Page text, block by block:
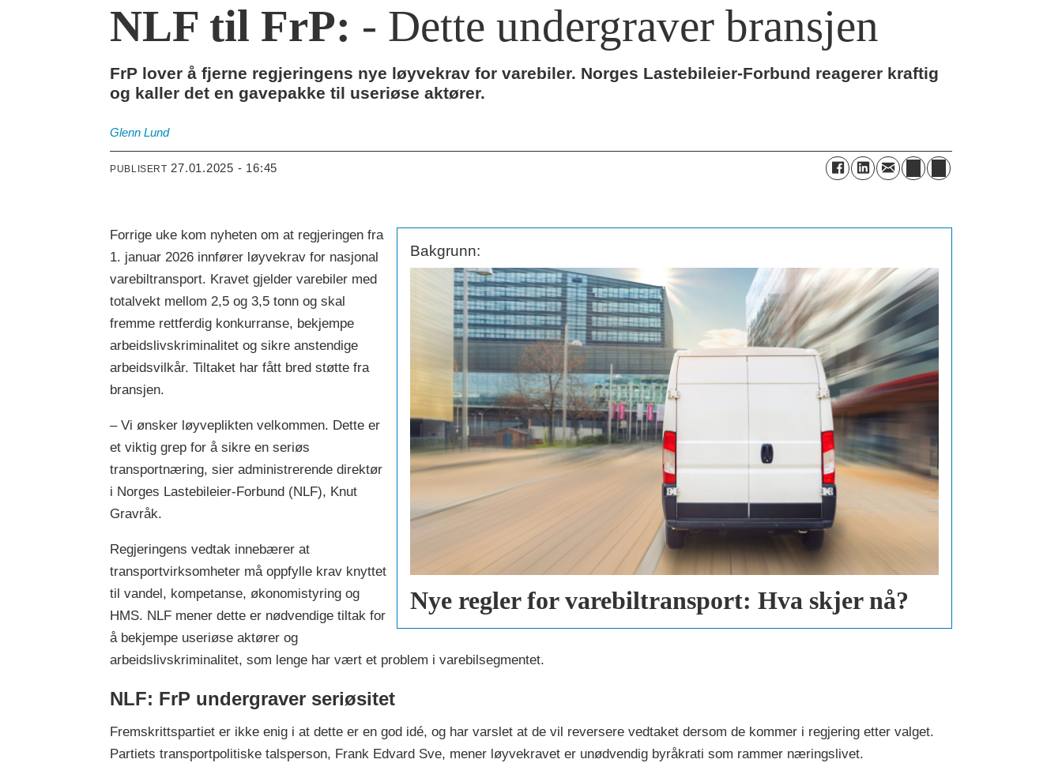
NLF til FrP: - Dette undergraver bransjen
FrP lover å fjerne regjeringens nye løyvekrav for varebiler. Norges Lastebileier-Forbund reagerer kraftig
og kaller det en gavepakke til useriøse aktører.
Glenn Lund
PUBLISERT 27.01.2025 - 16:45
Bakgrunn:
Nye regler for varebiltransport: Hva skjer nå?
Forrige uke kom nyheten om at regjeringen fra
1. januar 2026 innfører løyvekrav for nasjonal
varebiltransport. Kravet gjelder varebiler med
totalvekt mellom 2,5 og 3,5 tonn og skal
fremme rettferdig konkurranse, bekjempe
arbeidslivskriminalitet og sikre anstendige
arbeidsvilkår. Tiltaket har fått bred støtte fra
bransjen.
– Vi ønsker løyveplikten velkommen. Dette er
et viktig grep for å sikre en seriøs
transportnæring, sier administrerende direktør
i Norges Lastebileier-Forbund (NLF), Knut
Gravråk.
Regjeringens vedtak innebærer at
transportvirksomheter må oppfylle krav knyttet
til vandel, kompetanse, økonomistyring og
HMS. NLF mener dette er nødvendige tiltak for
å bekjempe useriøse aktører og
arbeidslivskriminalitet, som lenge har vært et problem i varebilsegmentet.
NLF: FrP undergraver seriøsitet
Fremskrittspartiet er ikke enig i at dette er en god idé, og har varslet at de vil reversere vedtaket dersom de kommer i regjering etter valget.
Partiets transportpolitiske talsperson, Frank Edvard Sve, mener løyvekravet er unødvendig byråkrati som rammer næringslivet.